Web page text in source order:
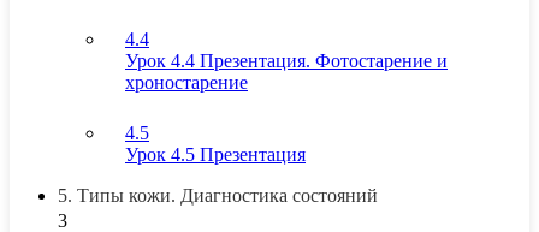
4.4
Урок 4.4 Презентация. Фотостарение и
хроностарение
4.5
Урок 4.5 Презентация
5. Типы кожи. Диагностика состояний
3